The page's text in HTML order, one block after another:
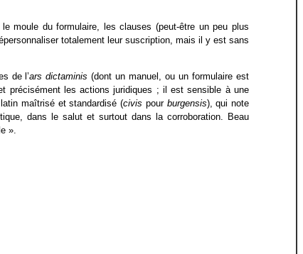
moule du formulaire, les clauses (peut-être un peu plus
totalement leur suscription, mais il y est sans
de l’ars dictaminis (dont un manuel, ou un formulaire est
précisément les actions juridiques ; il est sensible à une
maîtrisé et standardisé (civis pour burgensis), qui note
dans le salut et surtout dans la corroboration. Beau
».